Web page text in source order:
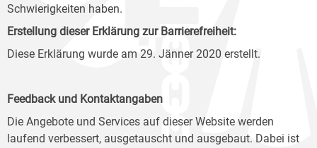
Schwierigkeiten haben.
Erstellung dieser Erklärung zur Barrierefreiheit:
Diese Erklärung wurde am 29. Jänner 2020 erstellt.
Feedback und Kontaktangaben
Die Angebote und Services auf dieser Website werden
laufend verbessert, ausgetauscht und ausgebaut. Dabei ist